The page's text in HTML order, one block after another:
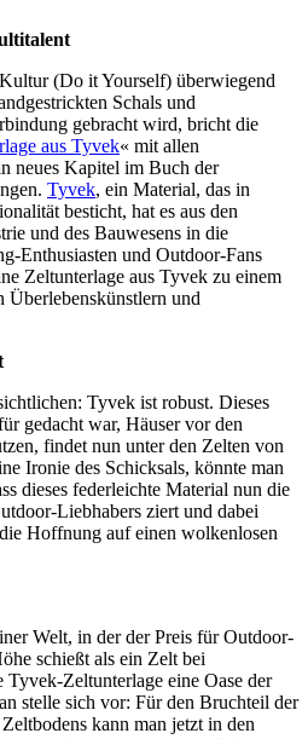
(Do it Yourself) überwiegend
Schals und
gebracht wird, bricht die
aus Tyvek« mit allen
neues Kapitel im Buch der
Tyvek, ein Material, das in
besticht, hat es aus den
und des Bauwesens in die
Enthusiasten und Outdoor-Fans
Zeltunterlage aus Tyvek zu einem
Überlebenskünstlern und
Tyvek ist robust. Dieses
gedacht war, Häuser vor den
findet nun unter den Zelten von
Ironie des Schicksals, könnte man
dieses federleichte Material nun die
Liebhabers ziert und dabei
Hoffnung auf einen wolkenlosen
Welt, in der der Preis für Outdoor-
schießt als ein Zelt bei
Tyvek-Zeltunterlage eine Oase der
stelle sich vor: Für den Bruchteil der
kann man jetzt in den